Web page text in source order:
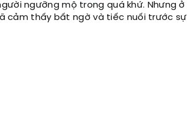
ngưỡng mộ trong quá khứ. Nhưng ở
cảm thấy bất ngờ và tiếc nuối trước sự